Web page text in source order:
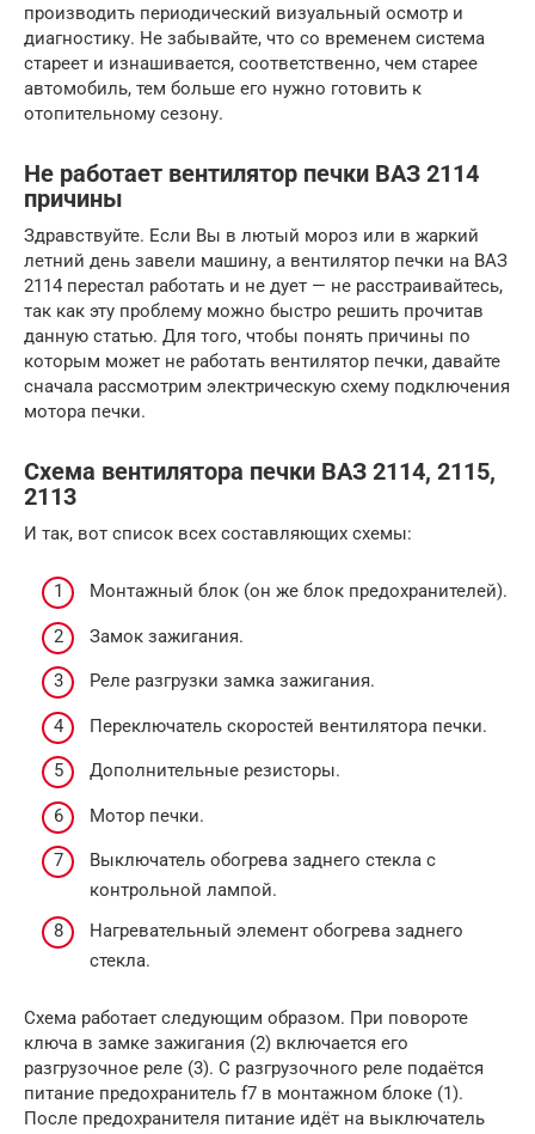
производить периодический визуальный осмотр и
диагностику. Не забывайте, что со временем система
стареет и изнашивается, соответственно, чем старее
автомобиль, тем больше его нужно готовить к
отопительному сезону.
Не работает вентилятор печки ВАЗ 2114
причины
Здравствуйте. Если Вы в лютый мороз или в жаркий
летний день завели машину, а вентилятор печки на ВАЗ
2114 перестал работать и не дует — не расстраивайтесь,
так как эту проблему можно быстро решить прочитав
данную статью. Для того, чтобы понять причины по
которым может не работать вентилятор печки, давайте
сначала рассмотрим электрическую схему подключения
мотора печки.
Схема вентилятора печки ВАЗ 2114, 2115,
2113
И так, вот список всех составляющих схемы:
Монтажный блок (он же блок предохранителей).
Замок зажигания.
Реле разгрузки замка зажигания.
Переключатель скоростей вентилятора печки.
Дополнительные резисторы.
Мотор печки.
Выключатель обогрева заднего стекла с
контрольной лампой.
Нагревательный элемент обогрева заднего
стекла.
Схема работает следующим образом. При повороте
ключа в замке зажигания (2) включается его
разгрузочное реле (3). С разгрузочного реле подаётся
питание предохранитель f7 в монтажном блоке (1).
После предохранителя питание идёт на выключатель